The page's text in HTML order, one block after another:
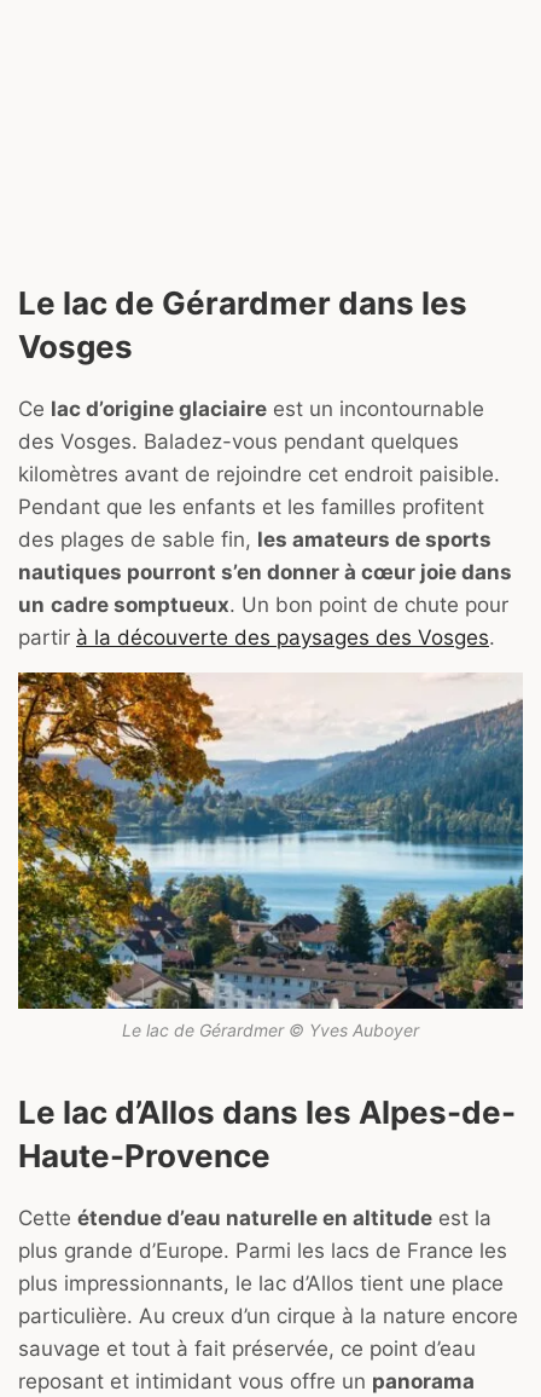
Le lac de Gérardmer dans les
Vosges
Ce lac d’origine glaciaire est un incontournable
des Vosges. Baladez-vous pendant quelques
kilomètres avant de rejoindre cet endroit paisible.
Pendant que les enfants et les familles profitent
des plages de sable fin, les amateurs de sports
nautiques pourront s’en donner à cœur joie dans
un cadre somptueux. Un bon point de chute pour
partir à la découverte des paysages des Vosges.
Le lac de Gérardmer © Yves Auboyer
Le lac d’Allos dans les Alpes-de-
Haute-Provence
Cette étendue d’eau naturelle en altitude est la
plus grande d’Europe. Parmi les lacs de France les
plus impressionnants, le lac d’Allos tient une place
particulière. Au creux d’un cirque à la nature encore
sauvage et tout à fait préservée, ce point d’eau
reposant et intimidant vous offre un panorama